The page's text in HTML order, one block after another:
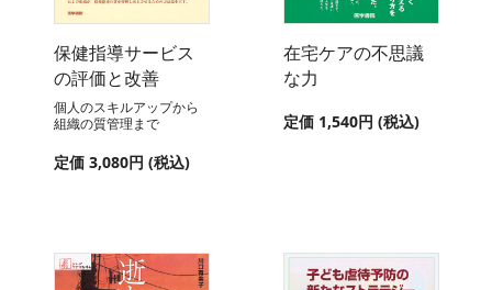
保健指導サービス
の評価と改善
個人のスキルアップから
組織の質管理まで
定価 3,080円 (税込)
在宅ケアの不思議
な力
定価 1,540円 (税込)